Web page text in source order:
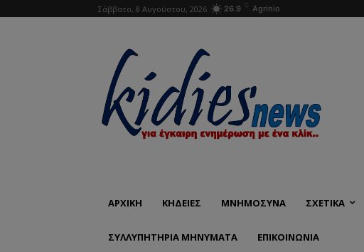
Σάββατο, 8 Αυγούστου, 2026 26.9 C Agrinio
ΑΡΧΙΚΗ ΚΗΔΕΙΕΣ ΜΝΗΜΟΣΥΝΑ ΣΧΕΤΙΚΑ
ΣΥΛΛΥΠΗΤΗΡΙΑ ΜΗΝΥΜΑΤΑ ΕΠΙΚΟΙΝΩΝΊΑ